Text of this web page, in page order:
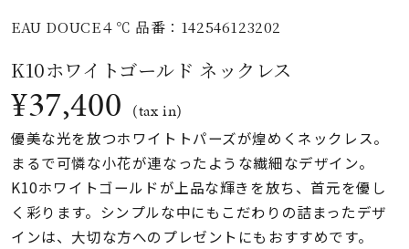
石の色
ファッションテイス
ト
着用シーン
コレクション
EAU DOUCE４℃ 品番：142546123202
K10ホワイトゴールド ネックレス
¥37,400 (tax in)
優美な光を放つホワイトトパーズが煌めくネックレス。
まるで可憐な小花が連なったような繊細なデザイン。
K10ホワイトゴールドが上品な輝きを放ち、首元を優し
く彩ります。シンプルな中にもこだわりの詰まったデザ
インは、大切な方へのプレゼントにもおすすめです。